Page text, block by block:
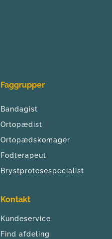
Faggrupper
Bandagist
Ortopædist
Ortopædskomager
Fodterapeut
Brystprotesespecialist
Kontakt
Kundeservice
Find afdeling